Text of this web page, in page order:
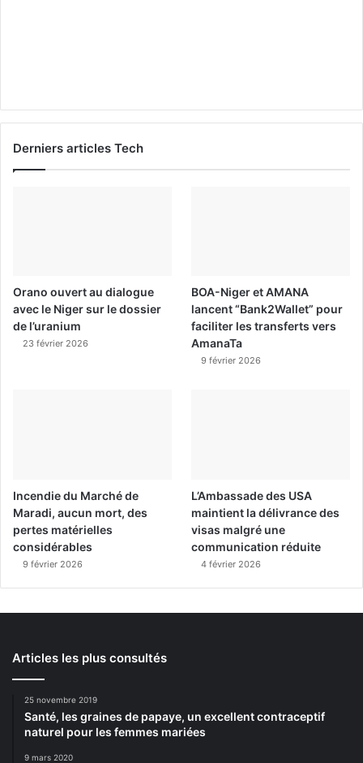
Derniers articles Tech
Orano ouvert au dialogue
avec le Niger sur le dossier
de l’uranium
23 février 2026
BOA-Niger et AMANA
lancent “Bank2Wallet” pour
faciliter les transferts vers
AmanaTa
9 février 2026
Incendie du Marché de
Maradi, aucun mort, des
pertes matérielles
considérables
9 février 2026
L’Ambassade des USA
maintient la délivrance des
visas malgré une
communication réduite
4 février 2026
Articles les plus consultés
25 novembre 2019
Santé, les graines de papaye, un excellent contraceptif
naturel pour les femmes mariées
9 mars 2020